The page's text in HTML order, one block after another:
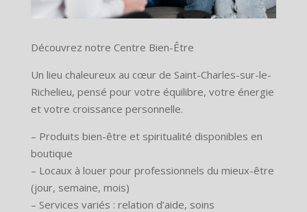
Découvrez notre Centre Bien-Être
Un lieu chaleureux au cœur de Saint-Charles-sur-le-
Richelieu, pensé pour votre équilibre, votre énergie
et votre croissance personnelle.
– Produits bien-être et spiritualité disponibles en
boutique
– Locaux à louer pour professionnels du mieux-être
(jour, semaine, mois)
– Services variés : relation d’aide, soins